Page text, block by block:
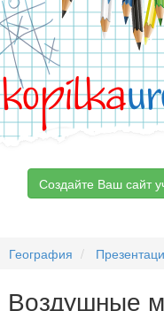
kopilka
Создайте Ваш сайт
География
Воздушные